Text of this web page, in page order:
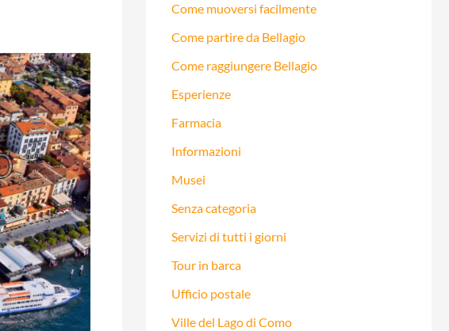
Come muoversi facilmente
Come partire da Bellagio
Come raggiungere Bellagio
Esperienze
Farmacia
Informazioni
Musei
Senza categoria
Servizi di tutti i giorni
Tour in barca
Ufficio postale
Ville del Lago di Como